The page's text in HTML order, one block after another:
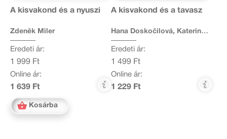
A kisvakond és a nyuszi
Zdeněk Miler
Eredeti ár:
1 999 Ft
Online ár:
1 639 Ft
Kosárba
A kisvakond és a tavasz
Hana Doskočilová, Katerina
Eredeti ár:
1 499 Ft
Online ár:
1 229 Ft